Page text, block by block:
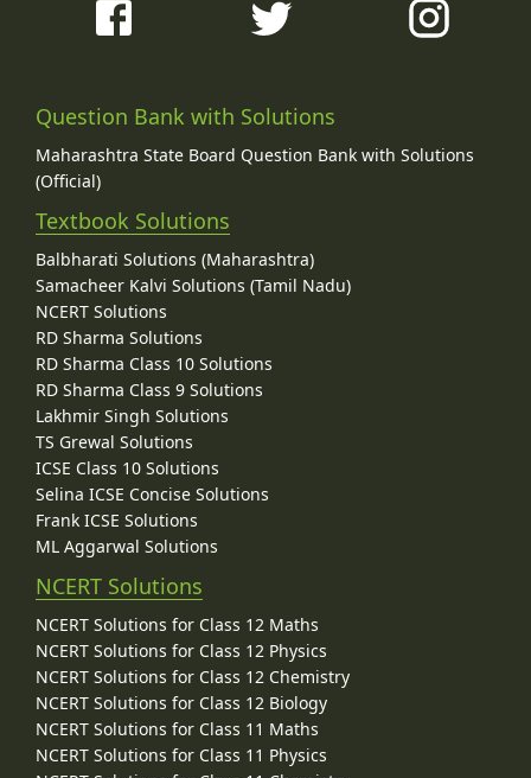
Question Bank with Solutions
Maharashtra State Board Question Bank with Solutions
(Official)
Textbook Solutions
Balbharati Solutions (Maharashtra)
Samacheer Kalvi Solutions (Tamil Nadu)
NCERT Solutions
RD Sharma Solutions
RD Sharma Class 10 Solutions
RD Sharma Class 9 Solutions
Lakhmir Singh Solutions
TS Grewal Solutions
ICSE Class 10 Solutions
Selina ICSE Concise Solutions
Frank ICSE Solutions
ML Aggarwal Solutions
NCERT Solutions
NCERT Solutions for Class 12 Maths
NCERT Solutions for Class 12 Physics
NCERT Solutions for Class 12 Chemistry
NCERT Solutions for Class 12 Biology
NCERT Solutions for Class 11 Maths
NCERT Solutions for Class 11 Physics